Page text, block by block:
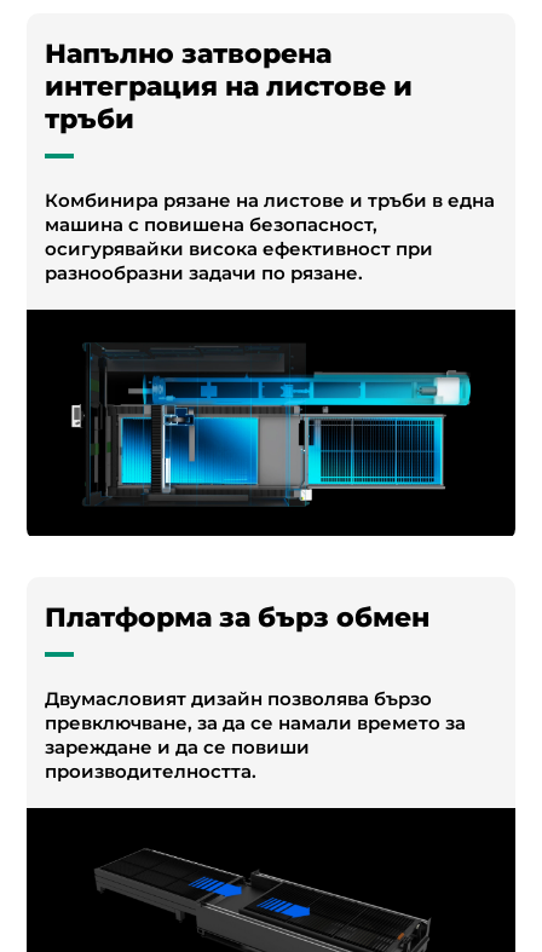
Напълно затворена
интеграция на листове и
тръби
Комбинира рязане на листове и тръби в една
машина с повишена безопасност,
осигурявайки висока ефективност при
разнообразни задачи по рязане.
Платформа за бърз обмен
Двумасловият дизайн позволява бързо
превключване, за да се намали времето за
зареждане и да се повиши
производителността.